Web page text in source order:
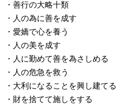
・善行の大略十類
・人の為に善を成す
・愛嬌で心を養う
・人の美を成す
・人に勤めて善を為さしめる
・人の危急を救う
・大利になることを興し建てる
・財を捨てて施しをする